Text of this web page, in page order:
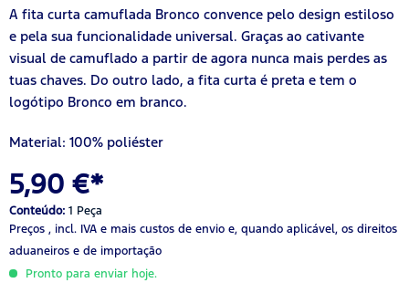
A fita curta camuflada Bronco convence pelo design estiloso
e pela sua funcionalidade universal. Graças ao cativante
visual de camuflado a partir de agora nunca mais perdes as
tuas chaves. Do outro lado, a fita curta é preta e tem o
logótipo Bronco em branco.
Material: 100% poliéster
5,90 €*
Conteúdo: 1 Peça
Preços , incl. IVA e mais custos de envio e, quando aplicável, os direitos
aduaneiros e de importação
Pronto para enviar hoje.